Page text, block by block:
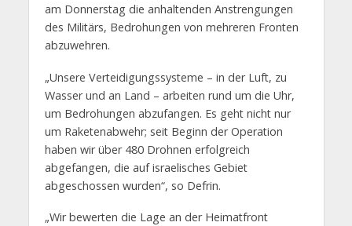
am Donnerstag die anhaltenden Anstrengungen
des Militärs, Bedrohungen von mehreren Fronten
abzuwehren.
„Unsere Verteidigungssysteme – in der Luft, zu
Wasser und an Land – arbeiten rund um die Uhr,
um Bedrohungen abzufangen. Es geht nicht nur
um Raketenabwehr; seit Beginn der Operation
haben wir über 480 Drohnen erfolgreich
abgefangen, die auf israelisches Gebiet
abgeschossen wurden“, so Defrin.
„Wir bewerten die Lage an der Heimatfront